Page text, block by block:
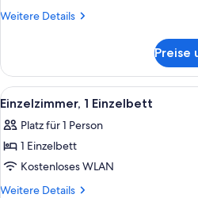
Weitere Details
Weitere
1
Doppelbett
Preise
Alle
Fotos
für
Einzelzimmer,
1 Einzelbett
anzeigen
5
Einzelzimmer, 1 Einzelbett
Platz für 1 Person
1 Einzelbett
Kostenloses WLAN
Weitere Details
Weitere